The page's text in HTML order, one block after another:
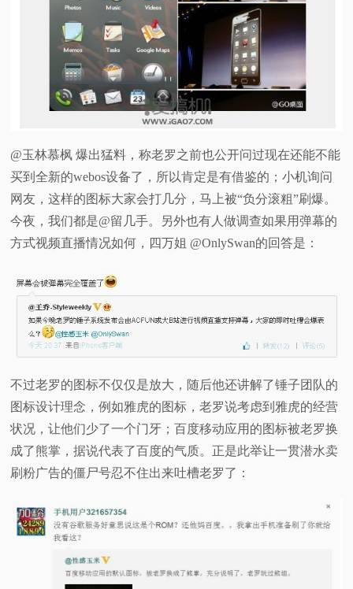
@玉林慕枫 爆出猛料，称老罗之前也公开问过现在还能不能
买到全新的webos设备了，所以肯定是有借鉴的；小机询问
网友，这样的图标大家会打几分，马上被“负分滚粗”刷爆。
今夜，我们都是@留几手。另外也有人做调查如果用弹幕的
方式视频直播情况如何，四万姐 @OnlySwan的回答是：
不过老罗的图标不仅仅是放大，随后他还讲解了锤子团队的
图标设计理念，例如雅虎的图标，老罗说考虑到雅虎的经营
状况，让他们少了一个门牙；百度移动应用的图标被老罗换
成了熊掌，据说代表了百度的气质。正是此举让一贯潜水卖
刷粉广告的僵尸号忍不住出来吐槽老罗了：